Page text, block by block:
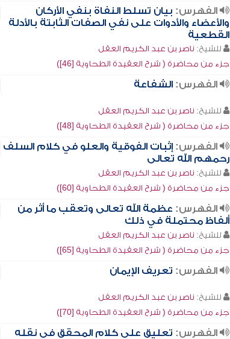
الفهرس: بيان تسلط النفاة بنفي الأركان
والأعضاء والأدوات على نفي الصفات الثابتة بالأدلة
القطعية
للشيخ: ناصر بن عبد الكريم العقل
جزء من محاضرة ( شرح العقيدة الطحاوية [46])
الفهرس: الشفاعة
للشيخ: ناصر بن عبد الكريم العقل
جزء من محاضرة ( شرح العقيدة الطحاوية [48])
الفهرس: إثبات الفوقية والعلو في كلام السلف
رحمهم الله تعالى
للشيخ: ناصر بن عبد الكريم العقل
جزء من محاضرة ( شرح العقيدة الطحاوية [60])
الفهرس: عظمة الله تعالى وتعقب ما أثر من
ألفاظ محتملة في ذلك
للشيخ: ناصر بن عبد الكريم العقل
جزء من محاضرة ( شرح العقيدة الطحاوية [65])
الفهرس: تعريف الإيمان
للشيخ: ناصر بن عبد الكريم العقل
جزء من محاضرة ( شرح العقيدة الطحاوية [70])
الفهرس: تعليق على كلام المحقق في نقله